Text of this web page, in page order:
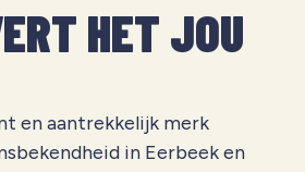
HET JOU
en aantrekkelijk merk
in Eerbeek en